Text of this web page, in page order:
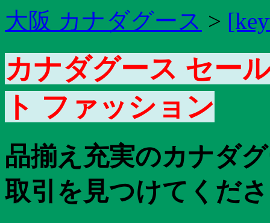
大阪 カナダグース >
カナダグース セー
ト ファッション
品揃え充実のカナダ
取引を見つけてくだ